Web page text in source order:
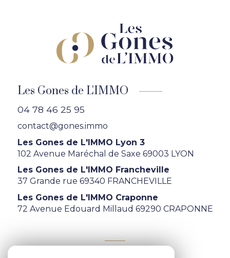
Les Gones de L'IMMO
04 78 46 25 95
contact@gones.immo
Les Gones de L'IMMO Lyon 3
102 Avenue Maréchal de Saxe 69003 LYON
Les Gones de L'IMMO Francheville
37 Grande rue 69340 FRANCHEVILLE
Les Gones de L'IMMO Craponne
72 Avenue Edouard Millaud 69290 CRAPONNE